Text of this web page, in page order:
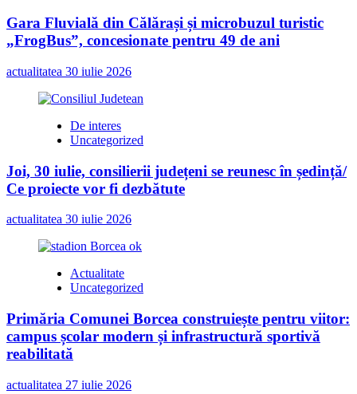
Gara Fluvială din Călărași și microbuzul turistic
„FrogBus”, concesionate pentru 49 de ani
actualitatea 30 iulie 2026
De interes
Uncategorized
Joi, 30 iulie, consilierii județeni se reunesc în ședință/
Ce proiecte vor fi dezbătute
actualitatea 30 iulie 2026
Actualitate
Uncategorized
Primăria Comunei Borcea construiește pentru viitor:
campus școlar modern și infrastructură sportivă
reabilitată
actualitatea 27 iulie 2026